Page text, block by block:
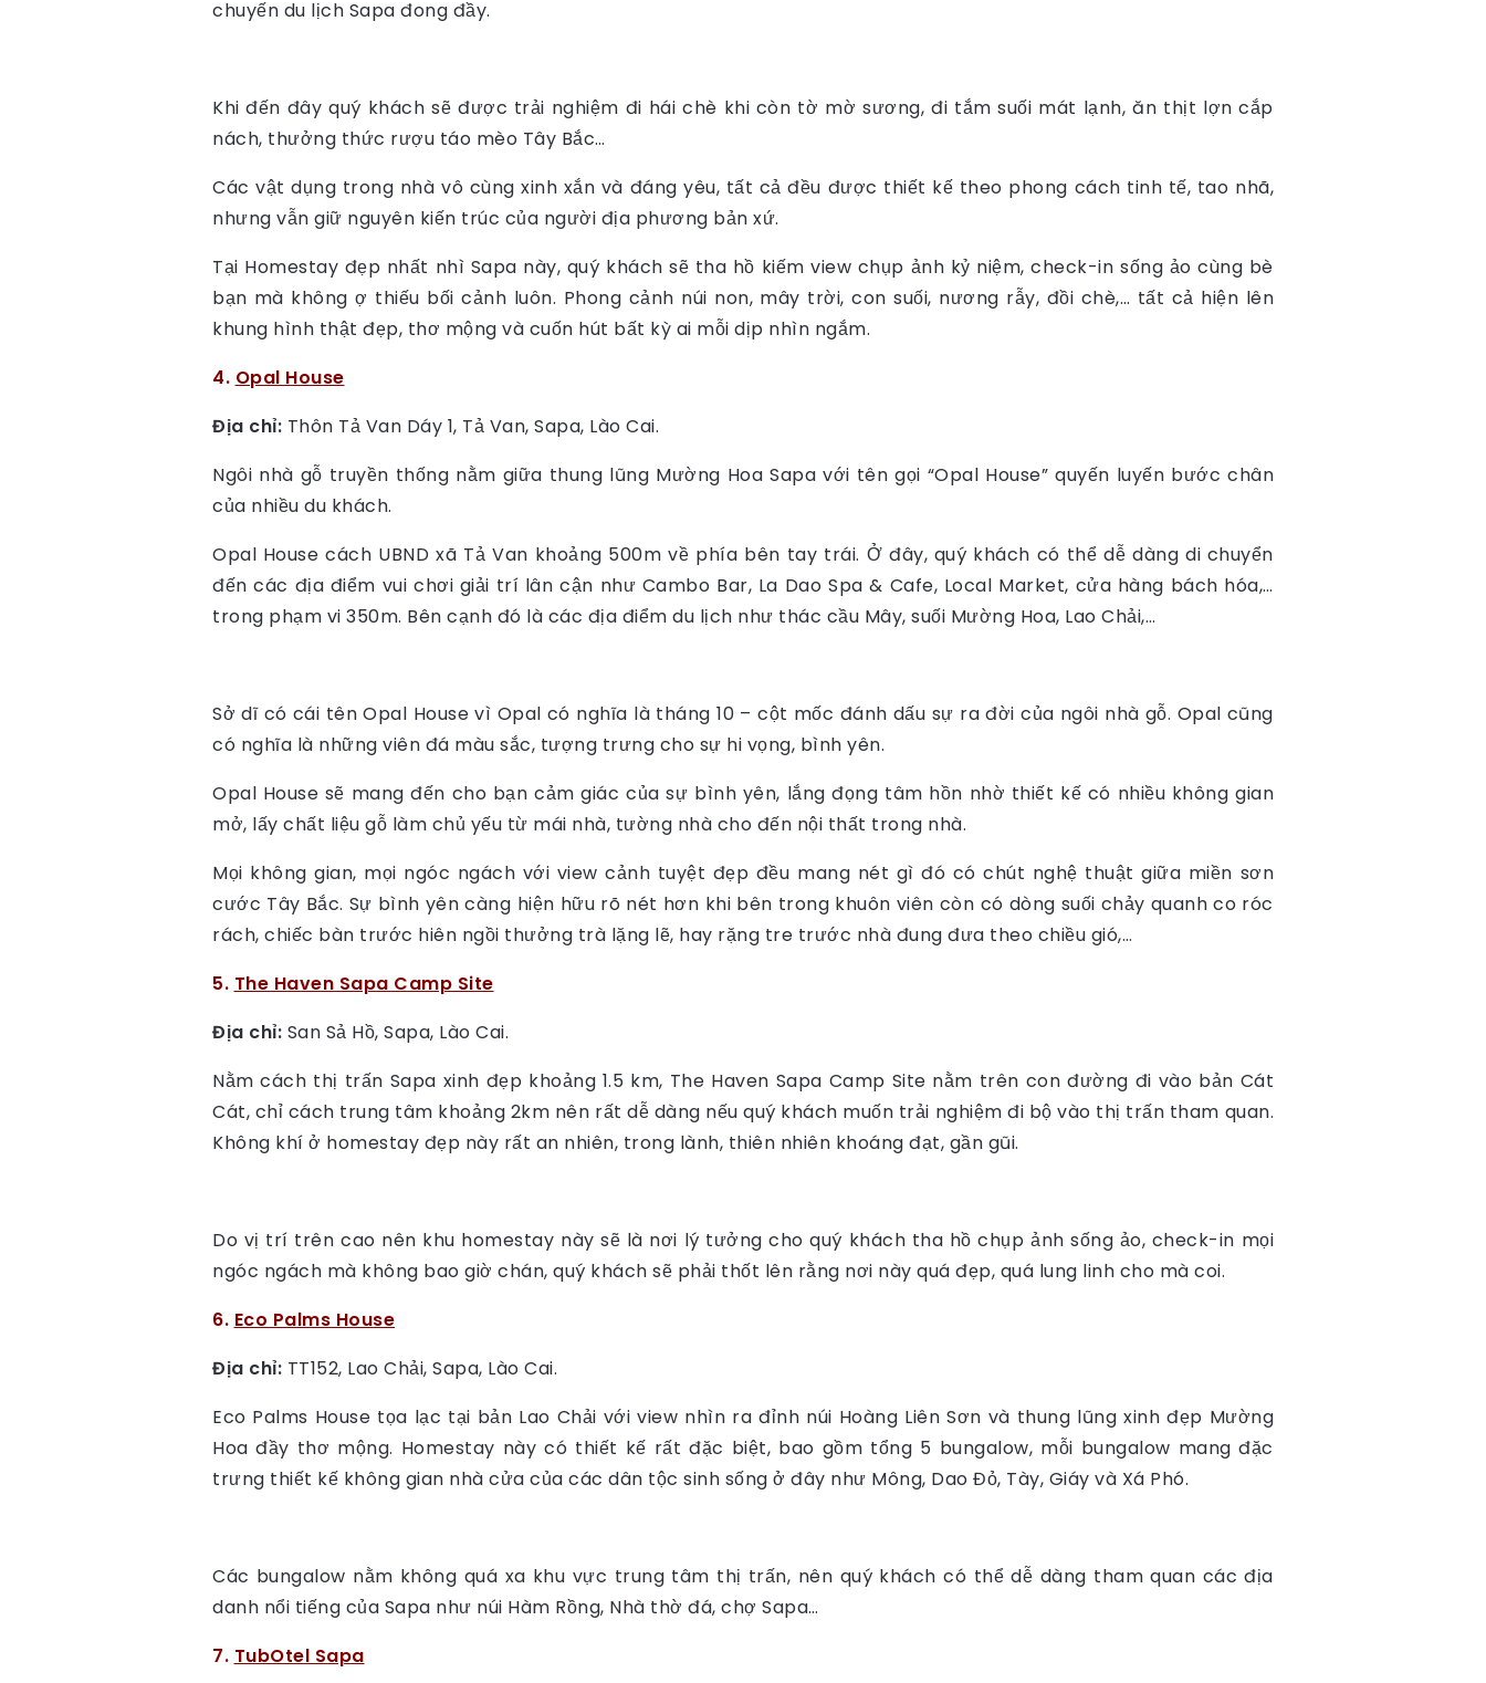
chuyến du lịch Sapa đong đầy.
Khi đến đây quý khách sẽ được trải nghiệm đi hái chè khi còn tờ mờ sương, đi tắm suối mát lạnh, ăn thịt lợn cắp
nách, thưởng thức rượu táo mèo Tây Bắc…
Các vật dụng trong nhà vô cùng xinh xắn và đáng yêu, tất cả đều được thiết kế theo phong cách tinh tế, tao nhã,
nhưng vẫn giữ nguyên kiến trúc của người địa phương bản xứ.
Tại Homestay đẹp nhất nhì Sapa này, quý khách sẽ tha hồ kiếm view chụp ảnh kỷ niệm, check-in sống ảo cùng bè
bạn mà không ợ thiếu bối cảnh luôn. Phong cảnh núi non, mây trời, con suối, nương rẫy, đồi chè,… tất cả hiện lên
khung hình thật đẹp, thơ mộng và cuốn hút bất kỳ ai mỗi dịp nhìn ngắm.
4. Opal House
Địa chỉ: Thôn Tả Van Dáy 1, Tả Van, Sapa, Lào Cai.
Ngôi nhà gỗ truyền thống nằm giữa thung lũng Mường Hoa Sapa với tên gọi “Opal House” quyến luyến bước chân
của nhiều du khách.
Opal House cách UBND xã Tả Van khoảng 500m về phía bên tay trái. Ở đây, quý khách có thể dễ dàng di chuyển
đến các địa điểm vui chơi giải trí lân cận như Cambo Bar, La Dao Spa & Cafe, Local Market, cửa hàng bách hóa,…
trong phạm vi 350m. Bên cạnh đó là các địa điểm du lịch như thác cầu Mây, suối Mường Hoa, Lao Chải,…
Sở dĩ có cái tên Opal House vì Opal có nghĩa là tháng 10 – cột mốc đánh dấu sự ra đời của ngôi nhà gỗ. Opal cũng
có nghĩa là những viên đá màu sắc, tượng trưng cho sự hi vọng, bình yên.
Opal House sẽ mang đến cho bạn cảm giác của sự bình yên, lắng đọng tâm hồn nhờ thiết kế có nhiều không gian
mở, lấy chất liệu gỗ làm chủ yếu từ mái nhà, tường nhà cho đến nội thất trong nhà.
Mọi không gian, mọi ngóc ngách với view cảnh tuyệt đẹp đều mang nét gì đó có chút nghệ thuật giữa miền sơn
cước Tây Bắc. Sự bình yên càng hiện hữu rõ nét hơn khi bên trong khuôn viên còn có dòng suối chảy quanh co róc
rách, chiếc bàn trước hiên ngồi thưởng trà lặng lẽ, hay rặng tre trước nhà đung đưa theo chiều gió,…
5. The Haven Sapa Camp Site
Địa chỉ: San Sả Hồ, Sapa, Lào Cai.
Nằm cách thị trấn Sapa xinh đẹp khoảng 1.5 km, The Haven Sapa Camp Site nằm trên con đường đi vào bản Cát
Cát, chỉ cách trung tâm khoảng 2km nên rất dễ dàng nếu quý khách muốn trải nghiệm đi bộ vào thị trấn tham quan.
Không khí ở homestay đẹp này rất an nhiên, trong lành, thiên nhiên khoáng đạt, gần gũi.
Do vị trí trên cao nên khu homestay này sẽ là nơi lý tưởng cho quý khách tha hồ chụp ảnh sống ảo, check-in mọi
ngóc ngách mà không bao giờ chán, quý khách sẽ phải thốt lên rằng nơi này quá đẹp, quá lung linh cho mà coi.
6. Eco Palms House
Địa chỉ: TT152, Lao Chải, Sapa, Lào Cai.
Eco Palms House tọa lạc tại bản Lao Chải với view nhìn ra đỉnh núi Hoàng Liên Sơn và thung lũng xinh đẹp Mường
Hoa đầy thơ mộng. Homestay này có thiết kế rất đặc biệt, bao gồm tổng 5 bungalow, mỗi bungalow mang đặc
trưng thiết kế không gian nhà cửa của các dân tộc sinh sống ở đây như Mông, Dao Đỏ, Tày, Giáy và Xá Phó.
Các bungalow nằm không quá xa khu vực trung tâm thị trấn, nên quý khách có thể dễ dàng tham quan các địa
danh nổi tiếng của Sapa như núi Hàm Rồng, Nhà thờ đá, chợ Sapa…
7. TubOtel Sapa